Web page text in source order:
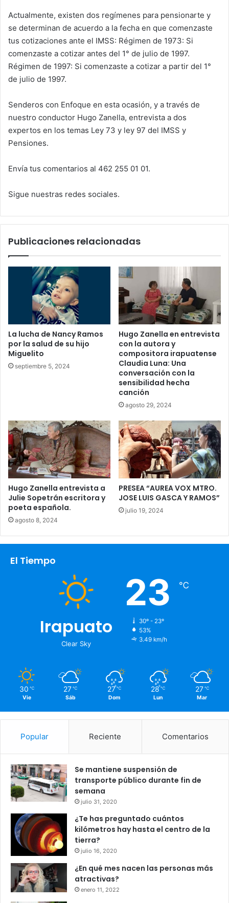
Actualmente, existen dos regímenes para pensionarte y
se determinan de acuerdo a la fecha en que comenzaste
tus cotizaciones ante el IMSS: Régimen de 1973: Si
comenzaste a cotizar antes del 1° de julio de 1997.
Régimen de 1997: Si comenzaste a cotizar a partir del 1°
de julio de 1997.
Senderos con Enfoque en esta ocasión, y a través de
nuestro conductor Hugo Zanella, entrevista a dos
expertos en los temas Ley 73 y ley 97 del IMSS y
Pensiones.
Envía tus comentarios al 462 255 01 01.
Sigue nuestras redes sociales.
Publicaciones relacionadas
La lucha de Nancy Ramos
por la salud de su hijo
Miguelito
septiembre 5, 2024
Hugo Zanella en entrevista
con la autora y
compositora irapuatense
Claudia Luna: Una
conversación con la
sensibilidad hecha
canción
agosto 29, 2024
Hugo Zanella entrevista a
Julie Sopetrán escritora y
poeta española.
agosto 8, 2024
PRESEA “AUREA VOX MTRO.
JOSE LUIS GASCA Y RAMOS”
julio 19, 2024
El Tiempo
Irapuato
Clear Sky
23 ℃
30º - 23º
53%
3.49 km/h
30 ℃
Vie
27 ℃
Sáb
27 ℃
Dom
28 ℃
Lun
27 ℃
Mar
Popular Reciente Comentarios
Se mantiene suspensión de
transporte público durante fin de
semana
julio 31, 2020
¿Te has preguntado cuántos
kilómetros hay hasta el centro de la
tierra?
julio 16, 2020
¿En qué mes nacen las personas más
atractivas?
enero 11, 2022